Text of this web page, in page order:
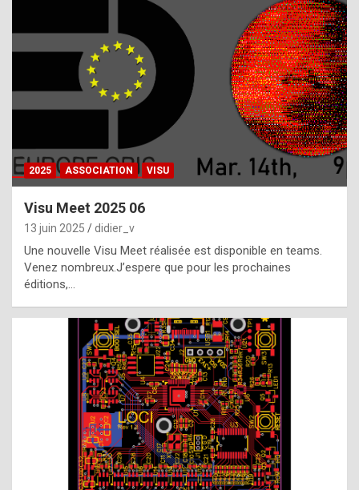
h
a
t
t
e
b
e
s
t
p
h
o
2025 ASSOCIATION VISU
Visu Meet 2025 06
13 juin 2025 didier_v
Une nouvelle Visu Meet réalisée est disponible en teams.
Venez nombreux.J’espere que pour les prochaines
éditions,…